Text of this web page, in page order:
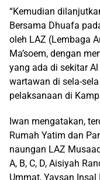
“Kemudian
Bersama Dhuafa
oleh LAZ (Lembaga
Ma’soem, dengan
yang ada di sekitar Al
wartawan di sela-
pelaksanaan di
Iwan mengatakan,
Rumah Yatim dan
naungan LAZ
A, B, C, D, Aisiyah
Ummat, Yaysan